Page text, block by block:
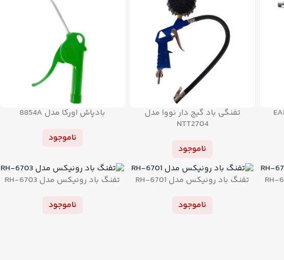
تفنگی باد گیج دار نووا مدل
NTT2704
ناموجود
بادپاش اورکا مدل 8854A
ناموجود
تفنگ باد رونیکس مدل RH-6701
ناموجود
تفنگ باد رونیکس مدل RH-6703
ناموجود